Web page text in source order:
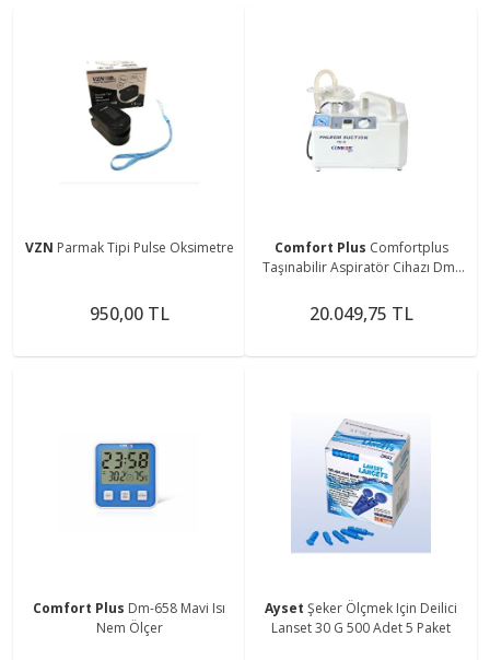
VZN Parmak Tipi Pulse Oksimetre
950,00 TL
Comfort Plus Comfortplus
Taşınabilir Aspiratör Cihazı Dm-
20.049,75 TL
Comfort Plus Dm-658 Mavi Isı
Nem Ölçer
Ayset Şeker Ölçmek Için Deilici
Lanset 30 G 500 Adet 5 Paket